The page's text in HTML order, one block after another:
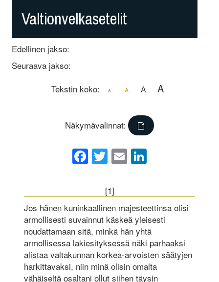
Valtionvelkasetelit
Edellinen jakso:
Seuraava jakso:
Tekstin koko:
A A A A
Näkymävalinnat:
Facebook
Twitter
Email
[1]
Jos hänen kuninkaallinen majesteettinsa olisi
armollisesti suvainnut käskeä yleisesti
noudattamaan sitä, minkä hän yhtä
armollisessa lakiesityksessä näki parhaaksi
alistaa valtakunnan korkea-arvoisten säätyjen
harkittavaksi, niin minä olisin omalta
vähäiseltä osaltani ollut siihen täysin